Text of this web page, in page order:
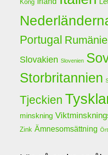
Kong
Portugal
Slovakien Slovenien
Storbritannien
Tjeckien
minskning
Zink Ämnesomsättning